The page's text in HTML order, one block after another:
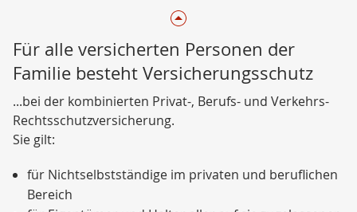
Für alle versicherten Personen der
Familie besteht Versicherungsschutz
...bei der kombinierten Privat-, Berufs- und Verkehrs-
Rechtsschutzversicherung.
Sie gilt:
für Nichtselbstständige im privaten und beruflichen
Bereich